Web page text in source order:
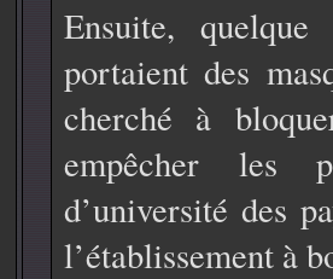
Ensuite,
portaient des
cherché à
empêcher les
d’université des
l’établissement à